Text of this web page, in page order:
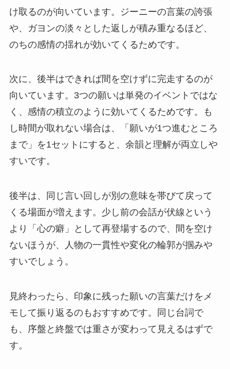
け取るのが向いています。ジーニーの言葉の誇張
や、ガヨンの淡々とした返しが積み重なるほど、
のちの感情の揺れが効いてくるためです。
次に、後半はできれば間を空けずに完走するのが
向いています。3つの願いは単発のイベントではな
く、感情の積立のように効いてくるためです。も
し時間が取れない場合は、「願いが1つ進むところ
まで」を1セットにすると、余韻と理解が両立しや
すいです。
後半は、同じ言い回しが別の意味を帯びて戻って
くる場面が増えます。少し前の会話が伏線という
より「心の癖」として再登場するので、間を空け
ないほうが、人物の一貫性や変化の輪郭が掴みや
すいでしょう。
見終わったら、印象に残った願いの言葉だけをメ
モして振り返るのもおすすめです。同じ台詞で
も、序盤と終盤では重さが変わって見えるはずで
す。